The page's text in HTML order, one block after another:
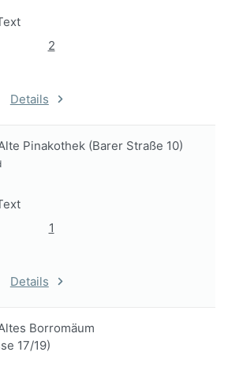
2
Details
Pinakothek (Barer Straße 10)
1
Details
Borromäum
17/19)